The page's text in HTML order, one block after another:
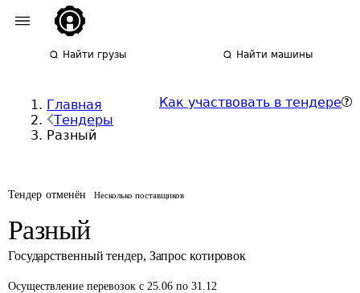
Найти грузы Найти машины
Главная
Тендеры
Разный
Как участвовать в тендере
Тендер отменён Несколько поставщиков
Разный
Государственный тендер, Запрос котировок
Осуществление перевозок с 25.06 по 31.12